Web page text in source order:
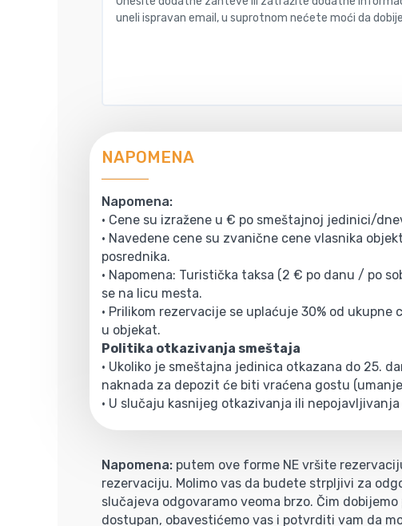
NAPOMENA
Napomena:
• Cene su izražene u € po smeštajnoj jedinici/
• Navedene cene su zvanične cene vlasnika
posrednika.
• Napomena: Turistička taksa (2 € po danu / po
se na licu mesta.
• Prilikom rezervacije se uplaćuje 30% od ukupne
u objekat.
Politika otkazivanja smeštaja
• Ukoliko je smeštajna jedinica otkazana do 25.
naknada za depozit će biti vraćena gostu
• U slučaju kasnijeg otkazivanja ili
Napomena: putem ove forme NE vršite
rezervaciju. Molimo vas da budete strpljivi za
slučajeva odgovaramo veoma brzo. Čim
dostupan, obavestićemo vas i potvrditi vam da